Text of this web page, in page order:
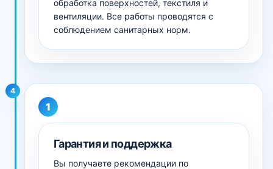
обработка поверхностей, текстиля и
вентиляции. Все работы проводятся с
соблюдением санитарных норм.
4
Гарантия и поддержка
Вы получаете рекомендации по